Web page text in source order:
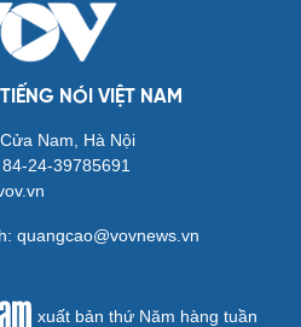
NÓI VIỆT NAM
Nam, Hà Nội
24-39785691
quangcao@vovnews.vn
xuất bản thứ Năm hàng tuần